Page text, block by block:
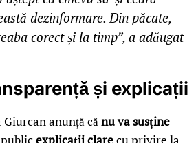
dezinformare. Din păcate,
corect și la timp”, a adăugat
și explicații
anunță cănu va susține
explicații clarecu privire la